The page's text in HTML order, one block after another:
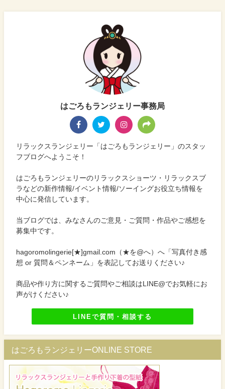
はごろもランジェリー事務局
リラックスランジェリー「はごろもランジェリー」のスタッ
フブログへようこそ！
はごろもランジェリーのリラックスショーツ・リラックスブ
ラなどの新作情報/イベント情報/ソーイングお役立ち情報を
中心に発信しています。
当ブログでは、みなさんのご意見・ご質問・作品やご感想を
募集中です。
hagoromolingerie[★]gmail.com（★を@へ）へ「写真付き感
想 or 質問＆ペンネーム」を表記してお送りください♪
商品や作り方に関するご質問やご相談はLINE@でお気軽にお
声がけください♪
LINEで質問・相談する
はごろもランジェリーONLINE STORE